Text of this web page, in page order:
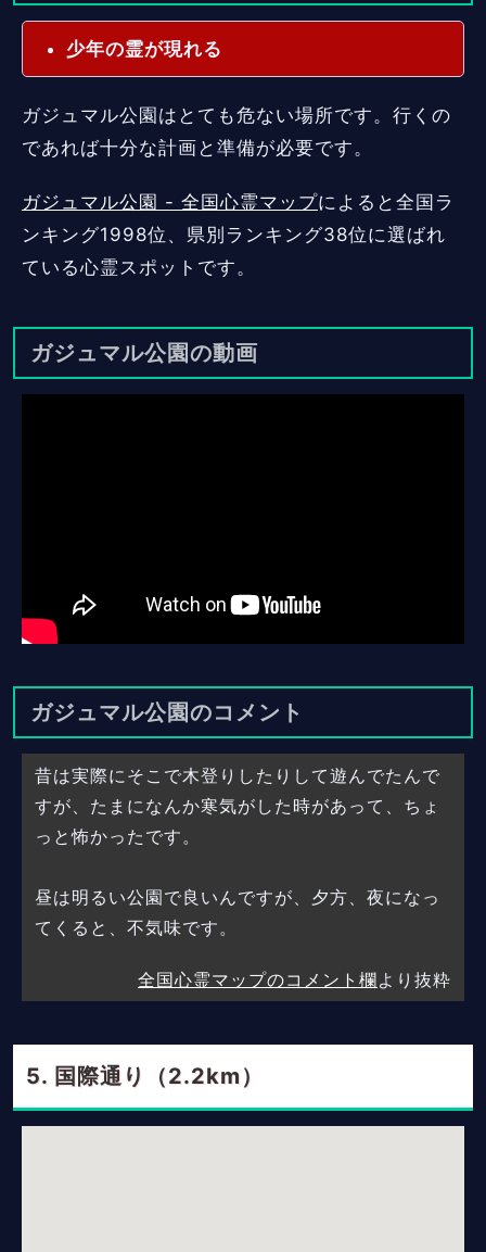
少年の霊が現れる
ガジュマル公園はとても危ない場所です。行くの
であれば十分な計画と準備が必要です。
ガジュマル公園 - 全国心霊マップによると全国ラ
ンキング1998位、県別ランキング38位に選ばれ
ている心霊スポットです。
ガジュマル公園の動画
ガジュマル公園のコメント
昔は実際にそこで木登りしたりして遊んでたんで
すが、たまになんか寒気がした時があって、ちょ
っと怖かったです。
昼は明るい公園で良いんですが、夕方、夜になっ
てくると、不気味です。
全国心霊マップのコメント欄より抜粋
国際通り（2.2km）